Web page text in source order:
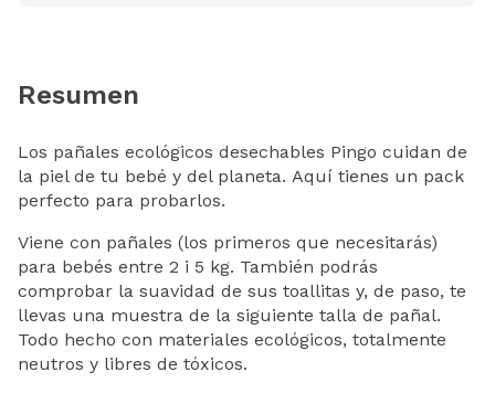
Resumen
Los pañales ecológicos desechables Pingo cuidan de
la piel de tu bebé y del planeta. Aquí tienes un pack
perfecto para probarlos.
Viene con pañales (los primeros que necesitarás)
para bebés entre 2 i 5 kg. También podrás
comprobar la suavidad de sus toallitas y, de paso, te
llevas una muestra de la siguiente talla de pañal.
Todo hecho con materiales ecológicos, totalmente
neutros y libres de tóxicos.